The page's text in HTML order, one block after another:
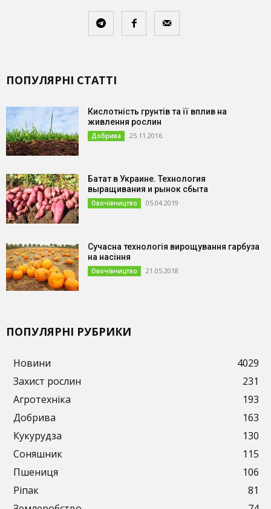
ПОПУЛЯРНІ СТАТТІ
Кислотність грунтів та її вплив на
живлення рослин
Добрива 25.11.2016
Батат в Украине. Технология
выращивания и рынок сбыта
Овочівництво 05.04.2019
Сучасна технологія вирощування гарбуза
на насіння
Овочівництво 21.05.2018
ПОПУЛЯРНІ РУБРИКИ
Новини
4029
Захист рослин
231
Агротехніка
193
Добрива
163
Кукурудза
130
Соняшник
115
Пшениця
106
Ріпак
81